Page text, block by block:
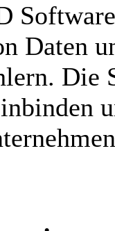
Daten
Die